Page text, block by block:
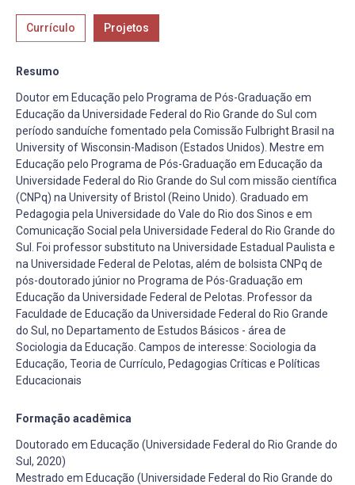
Currículo Projetos
Resumo
Doutor em Educação pelo Programa de Pós-Graduação em
Educação da Universidade Federal do Rio Grande do Sul com
período sanduíche fomentado pela Comissão Fulbright Brasil na
University of Wisconsin-Madison (Estados Unidos). Mestre em
Educação pelo Programa de Pós-Graduação em Educação da
Universidade Federal do Rio Grande do Sul com missão científica
(CNPq) na University of Bristol (Reino Unido). Graduado em
Pedagogia pela Universidade do Vale do Rio dos Sinos e em
Comunicação Social pela Universidade Federal do Rio Grande do
Sul. Foi professor substituto na Universidade Estadual Paulista e
na Universidade Federal de Pelotas, além de bolsista CNPq de
pós-doutorado júnior no Programa de Pós-Graduação em
Educação da Universidade Federal de Pelotas. Professor da
Faculdade de Educação da Universidade Federal do Rio Grande
do Sul, no Departamento de Estudos Básicos - área de
Sociologia da Educação. Campos de interesse: Sociologia da
Educação, Teoria de Currículo, Pedagogias Críticas e Políticas
Educacionais
Formação acadêmica
Doutorado em Educação (Universidade Federal do Rio Grande do
Sul, 2020)
Mestrado em Educação (Universidade Federal do Rio Grande do